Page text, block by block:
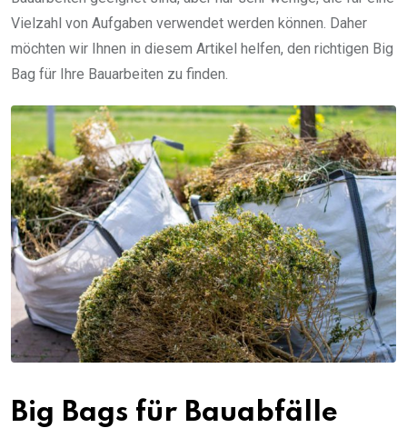
Vielzahl von Aufgaben verwendet werden können. Daher
möchten wir Ihnen in diesem Artikel helfen, den richtigen Big
Bag für Ihre Bauarbeiten zu finden.
Big Bags für Bauabfälle